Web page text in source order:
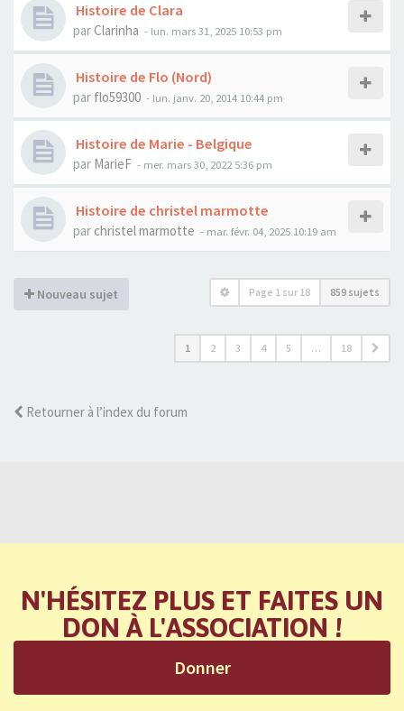
Histoire de Clara
parClarinha - lun. mars 31, 2025 10:53 pm
Histoire de Flo (Nord)
par flo59300 - lun. janv. 20, 2014 10:44 pm
Histoire de Marie - Belgique
par MarieF - mer. mars 30, 2022 5:36 pm
Histoire de christel marmotte
par christel marmotte - mar. févr. 04, 2025 10:19 am
Nouveau sujet Page 1 sur 18 859 sujets
1 2 3 4 5 … 18
Retourner à l’index du forum
N'HÉSITEZ PLUS ET FAITES UN
DON À L'ASSOCIATION !
Donner